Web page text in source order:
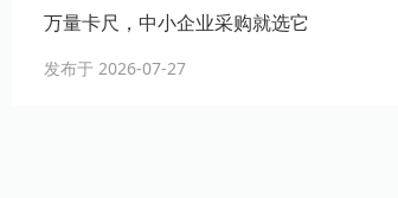
万量卡尺，中小企业采购就选它
发布于 2026-07-27